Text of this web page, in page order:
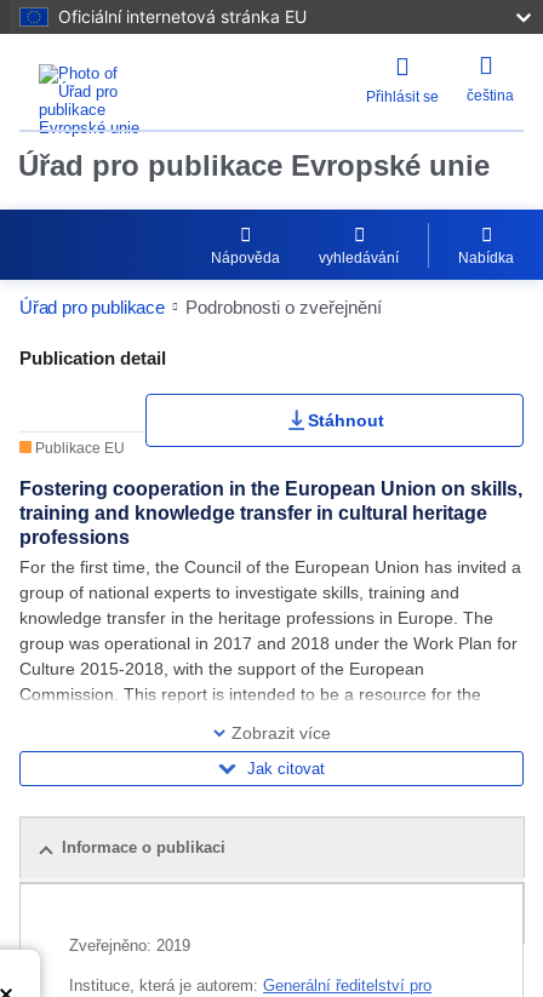
Oficiální internetová stránka EU
Přihlásit se čeština
Úřad pro publikace Evropské unie
Nápověda vyhledávání Nabídka
Úřad pro publikace Podrobnosti o zveřejnění
Publication Detail Actions Portlet
Publication detail
Publikace EU
Stáhnout
Fostering cooperation in the European Union on skills,
training and knowledge transfer in cultural heritage
professions
For the first time, the Council of the European Union has invited a
group of national experts to investigate skills, training and
knowledge transfer in the heritage professions in Europe. The
group was operational in 2017 and 2018 under the Work Plan for
Culture 2015-2018, with the support of the European
Commission. This report is intended to be a resource for the
Zobrazit více
Jak citovat
Informace o publikaci
Zveřejněno: 2019
Instituce, která je autorem: Generální ředitelství pro